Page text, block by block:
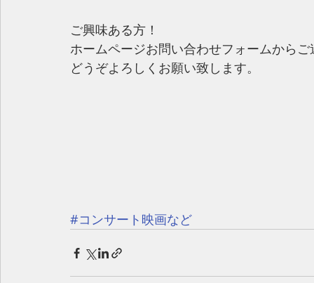
ご興味ある方！
ホームページお問い合わせフォームから
どうぞよろしくお願い致します。
#コンサート映画など